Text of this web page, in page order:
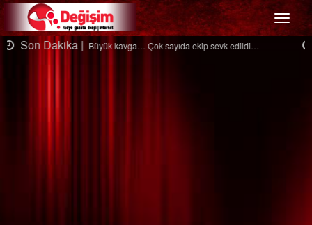
Menü
Son Dakika |Ağaçtan düştü…